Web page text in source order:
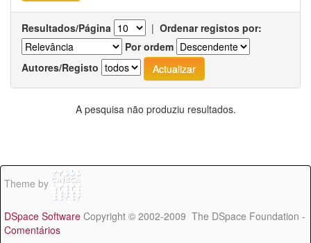
Resultados/Página | Ordenar registos por:
Por ordem
Autores/Registo
A pesquisa não produziu resultados.
Theme by
DSpace Software Copyright © 2002-2009 The DSpace Foundation -
Comentários